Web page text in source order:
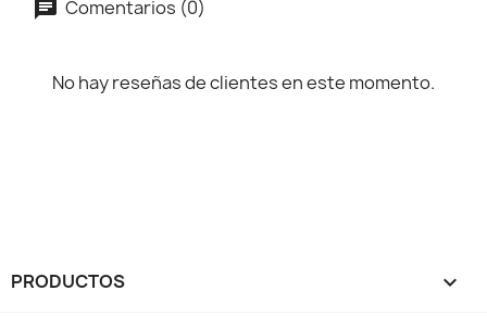
Comentarios (0)
No hay reseñas de clientes en este momento.
PRODUCTOS 